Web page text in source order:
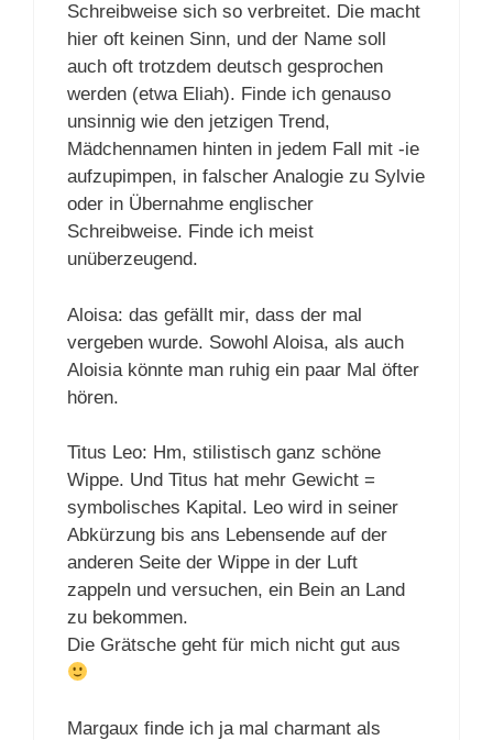
Schreibweise sich so verbreitet. Die macht
hier oft keinen Sinn, und der Name soll
auch oft trotzdem deutsch gesprochen
werden (etwa Eliah). Finde ich genauso
unsinnig wie den jetzigen Trend,
Mädchennamen hinten in jedem Fall mit -ie
aufzupimpen, in falscher Analogie zu Sylvie
oder in Übernahme englischer
Schreibweise. Finde ich meist
unüberzeugend.
Aloisa: das gefällt mir, dass der mal
vergeben wurde. Sowohl Aloisa, als auch
Aloisia könnte man ruhig ein paar Mal öfter
hören.
Titus Leo: Hm, stilistisch ganz schöne
Wippe. Und Titus hat mehr Gewicht =
symbolisches Kapital. Leo wird in seiner
Abkürzung bis ans Lebensende auf der
anderen Seite der Wippe in der Luft
zappeln und versuchen, ein Bein an Land
zu bekommen.
Die Grätsche geht für mich nicht gut aus
Margaux finde ich ja mal charmant als